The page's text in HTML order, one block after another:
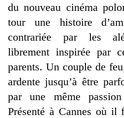
du nouveau cinéma
tour une histoire
contrariée par les
librement inspirée par
parents. Un couple de
ardente jusqu’à être
par une même
Présenté à Cannes où